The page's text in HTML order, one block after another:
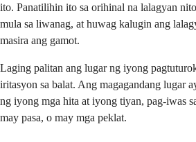
ito. Panatilihin ito sa orihinal na lalagyan
mula sa liwanag, at huwag kalugin ang
masira ang gamot.
Laging palitan ang lugar ng iyong
iritasyon sa balat. Ang magagandang lugar
ng iyong mga hita at iyong tiyan, pag-iwas
may pasa, o may mga peklat.